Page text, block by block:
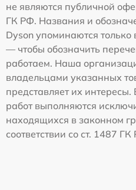
не являются публичной
ГК РФ. Названия и
Dyson упоминаются
— чтобы обозначить
работаем. Наша
владельцами указанных
представляет их
работ выполняются
находящихся в законном
соответствии со ст. 1487